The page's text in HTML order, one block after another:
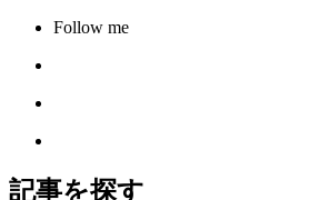
Follow me
記事を探す